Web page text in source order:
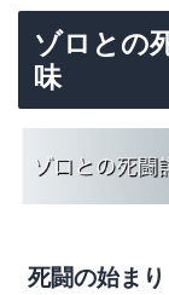
ゾロとの
味
死闘の始ま